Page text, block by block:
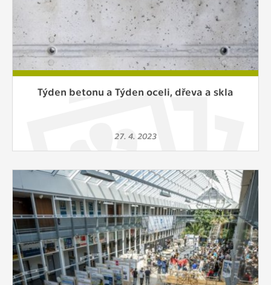
Týden betonu a Týden oceli, dřeva a skla
27. 4. 2023